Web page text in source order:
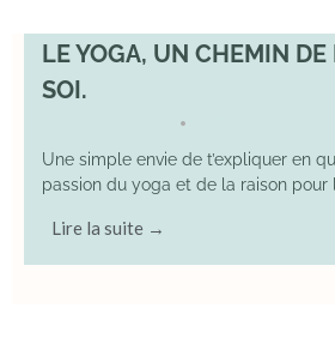
LE YOGA, UN CHEMIN DE
SOI.
•
Une simple envie de t’expliquer en
passion du yoga et de la raison pour
Lire la suite →